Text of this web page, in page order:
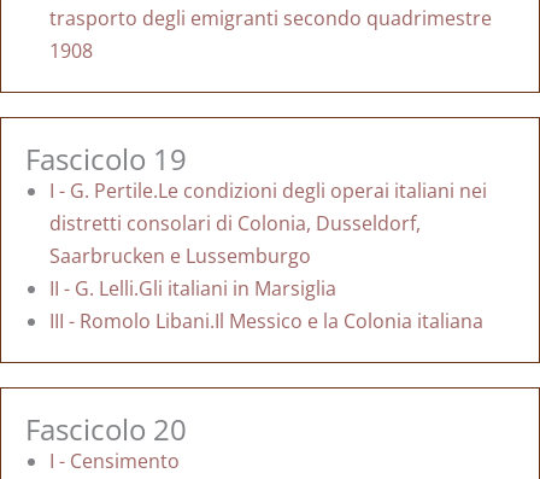
trasporto degli emigranti secondo quadrimestre
1908
Fascicolo 19
I - G. Pertile.Le condizioni degli operai italiani nei
distretti consolari di Colonia, Dusseldorf,
Saarbrucken e Lussemburgo
II - G. Lelli.Gli italiani in Marsiglia
III - Romolo Libani.Il Messico e la Colonia italiana
Fascicolo 20
I - Censimento